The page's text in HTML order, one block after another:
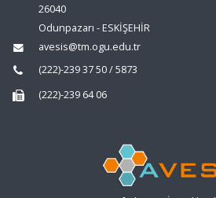
26040
Odunpazarı - ESKİŞEHİR
avesis@tm.ogu.edu.tr
(222)-239 37 50 / 5873
(222)-239 64 06